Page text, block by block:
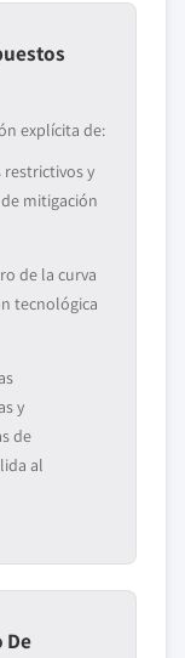
explícita de:
y
mitigación
de la curva
tecnológica
y
de
al
De